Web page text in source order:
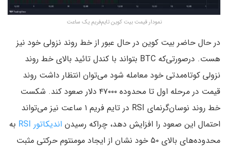
نمودار قیمت بیت کوین تایم‌فریم یک ساعت
در حال حاضر بیت کوین در حال عبور از خط روند نزولی خود نیز
هست. درصورتی‌که BTC بتواند با کندل تائید بالای خط روند
نزولی کوتاه‌مدتی خود معامله شود می‌توان انتظار داشت روند
قیمت در مرحله اول تا محدوده ۴۷۰۰۰ دلار صعود کند. شکست
خط روند نوسان‌گرنمای RSI در تایم فریم ۱ ساعت نیز می‌تواند
احتمال این صعود را افزایش دهد، چراکه رسیدن اندیکاتور RSI
به
محدوده‌های بالای ۵۰ خود نشان از ایجاد مومنتوم حرکتی مثبت